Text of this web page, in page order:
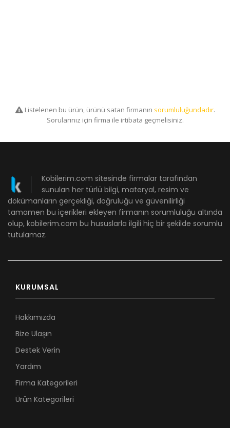
Listelenen bu ürün, ürünü satan firmanın sorumluluğundadır.
Sorularınız için firma ile irtibata geçmelisiniz.
Kobilerim.com sitesinde firmalar tarafından
sunulan her türlü bilgi, materyal, resim ve
dökümanların gerçekliği, doğruluğu ve güvenilirliği
tamamen bu içerikleri ekleyen firmanın sorumluluğu altında
olup, kobilerim.com bu hususlarla ilgili hiç bir şekilde sorumlu
tutulamaz.
KURUMSAL
Hakkımızda
Bize Ulaşın
Destek Verin
Yardım
Firma Kategorileri
Ürün Kategorileri